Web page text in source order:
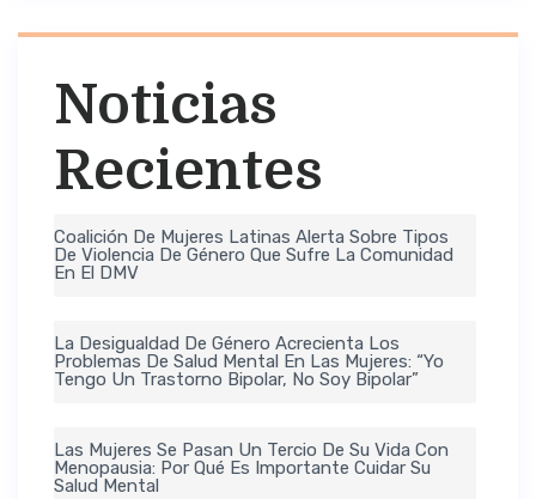
Noticias
Recientes
Coalición De Mujeres Latinas Alerta Sobre Tipos
De Violencia De Género Que Sufre La Comunidad
En El DMV
La Desigualdad De Género Acrecienta Los
Problemas De Salud Mental En Las Mujeres: “Yo
Tengo Un Trastorno Bipolar, No Soy Bipolar”
Las Mujeres Se Pasan Un Tercio De Su Vida Con
Menopausia: Por Qué Es Importante Cuidar Su
Salud Mental